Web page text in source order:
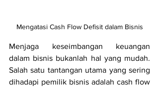
Mengatasi Cash Flow Defisit dalam Bisnis
Menjaga keseimbangan keuangan
dalam bisnis bukanlah hal yang mudah.
Salah satu tantangan utama yang sering
dihadapi pemilik bisnis adalah cash flow